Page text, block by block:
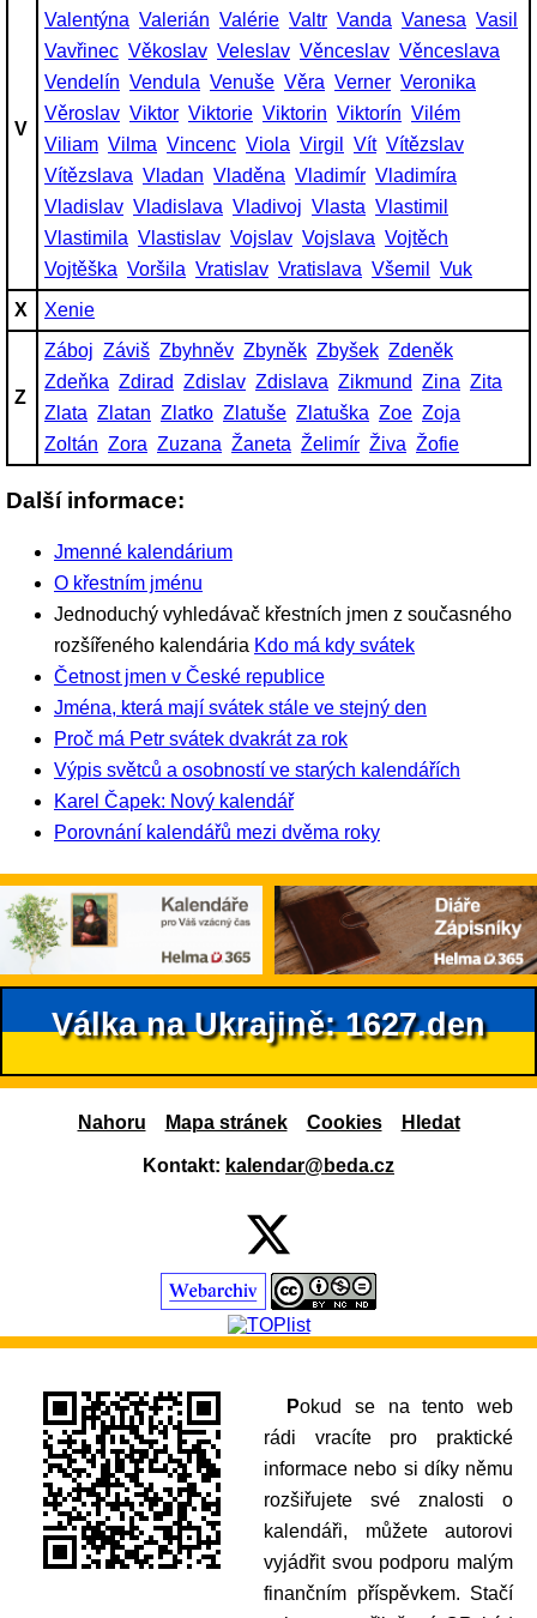
V
Valentýna Valerián Valérie Valtr Vanda Vanesa Vasil
Vavřinec Věkoslav Veleslav Věnceslav Věnceslava
Vendelín Vendula Venuše Věra Verner Veronika
Věroslav Viktor Viktorie Viktorin Viktorín Vilém
Viliam Vilma Vincenc Viola Virgil Vít Vítězslav
Vítězslava Vladan Vladěna Vladimír Vladimíra
Vladislav Vladislava Vladivoj Vlasta Vlastimil
Vlastimila Vlastislav Vojslav Vojslava Vojtěch
Vojtěška Voršila Vratislav Vratislava Všemil
Vuk
X
Xenie
Z
Záboj Záviš Zbyhněv Zbyněk Zbyšek Zdeněk
Zdeňka Zdirad Zdislav Zdislava Zikmund Zina Zita
Zlata Zlatan Zlatko Zlatuše Zlatuška Zoe Zoja
Zoltán Zora Zuzana Žaneta Želimír Živa Žofie
Další informace:
Jmenné kalendárium
O křestním jménu
Jednoduchý vyhledávač křestních jmen z současného
rozšířeného kalendária Kdo má kdy svátek
Četnost jmen v České republice
Jména, která mají svátek stále ve stejný den
Proč má Petr svátek dvakrát za rok
Výpis světců a osobností ve starých kalendářích
Karel Čapek: Nový kalendář
Porovnání kalendářů mezi dvěma roky
Válka na Ukrajině: 1627.den
Nahoru Mapa stránek Cookies Hledat
Kontakt: kalendar@beda.cz
Pokud se na tento web
rádi vracíte pro praktické
informace nebo si díky němu
rozšiřujete své znalosti o
kalendáři, můžete autorovi
vyjádřit svou podporu malým
finančním příspěvkem. Stačí